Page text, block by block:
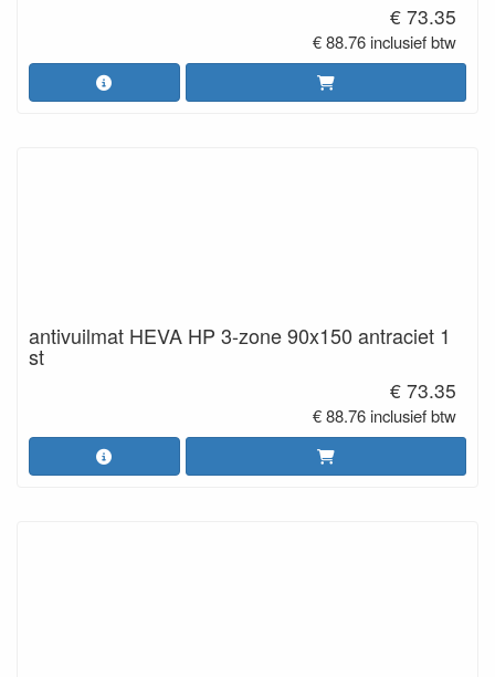
€ 73.35
€ 88.76 inclusief btw
antivuilmat HEVA HP 3-zone 90x150 antraciet 1
st
€ 73.35
€ 88.76 inclusief btw